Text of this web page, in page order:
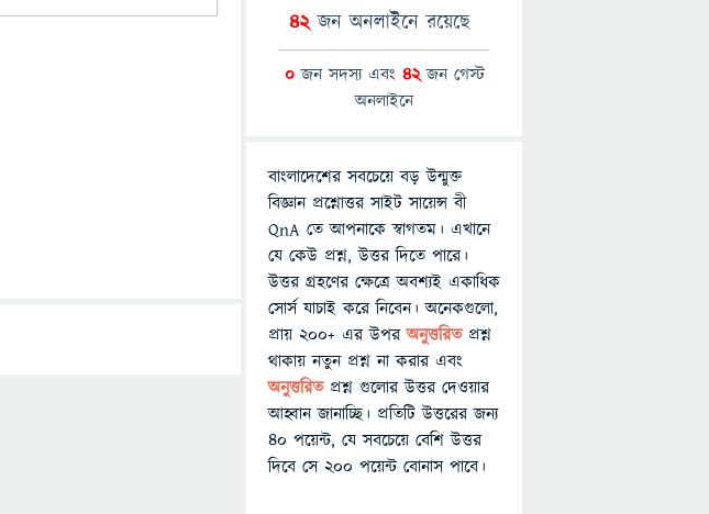
42জন অনলাইনে রয়েছে
0জন সদস্য এবং 42জন গেস্ট
অনলাইনে
বাংলাদেশের সবচেয়ে বড় উন্মুক্ত
বিজ্ঞান প্রশ্নোত্তর সাইট সায়েন্স বী
QnA তে আপনাকে স্বাগতম। এখানে
যে কেউ প্রশ্ন, উত্তর দিতে পারে।
উত্তর গ্রহণের ক্ষেত্রে অবশ্যই একাধিক
সোর্স যাচাই করে নিবেন। অনেকগুলো,
প্রায় ২০০+ এর উপরঅনুত্তরিতপ্রশ্ন
থাকায় নতুন প্রশ্ন না করার এবং
অনুত্তরিত প্রশ্ন গুলোর উত্তর দেওয়ার
আহ্বান জানাচ্ছি। প্রতিটি উত্তরের জন্য
৪০ পয়েন্ট, যে সবচেয়ে বেশি উত্তর
দিবে সে ২০০ পয়েন্ট বোনাস পাবে।